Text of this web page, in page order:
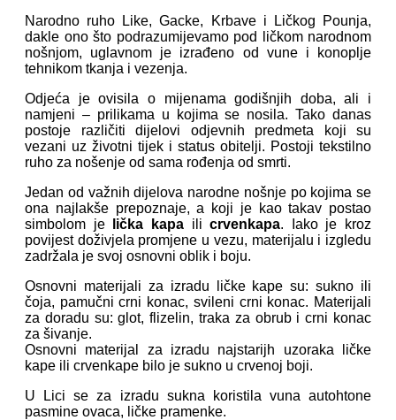
Narodno ruho Like, Gacke, Krbave i Ličkog Pounja,
dakle ono što podrazumijevamo pod ličkom narodnom
nošnjom, uglavnom je izrađeno od vune i konoplje
tehnikom tkanja i vezenja.
Odjeća je ovisila o mijenama godišnjih doba, ali i
namjeni – prilikama u kojima se nosila. Tako danas
postoje različiti dijelovi odjevnih predmeta koji su
vezani uz životni tijek i status obitelji. Postoji tekstilno
ruho za nošenje od sama rođenja od smrti.
Jedan od važnih dijelova narodne nošnje po kojima se
ona najlakše prepoznaje, a koji je kao takav postao
simbolom je
lička kapailicrvenkapa. Iako je kroz
povijest doživjela promjene u vezu, materijalu i izgledu
zadržala je svoj osnovni oblik i boju.
Osnovni materijali za izradu ličke kape su: sukno ili
čoja, pamučni crni konac, svileni crni konac. Materijali
za doradu su: glot, flizelin, traka za obrub i crni konac
za šivanje.
Osnovni materijal za izradu najstarijh uzoraka ličke
kape ili crvenkape bilo je sukno u crvenoj boji.
U Lici se za izradu sukna koristila vuna autohtone
pasmine ovaca, ličke pramenke.